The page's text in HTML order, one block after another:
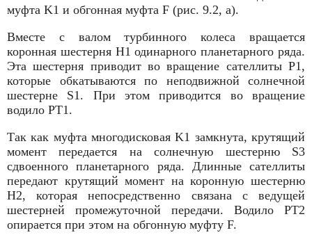
муфта K1 и обгонная муфта F (рис. 9.2, а).
Вместе с валом турбинного колеса вращается
коронная шестерня H1 одинарного планетарного ряда.
Эта шестерня приводит во вращение сателлиты P1,
которые обкатываются по неподвижной солнечной
шестерне S1. При этом приводится во вращение
водило PT1.
Так как муфта многодисковая K1 замкнута, крутящий
момент передается на солнечную шестерню S3
сдвоенного планетарного ряда. Длинные сателлиты
передают крутящий момент на коронную шестерню
H2, которая непосредственно связана с ведущей
шестерней промежуточной передачи. Водило PT2
опирается при этом на обгонную муфту F.